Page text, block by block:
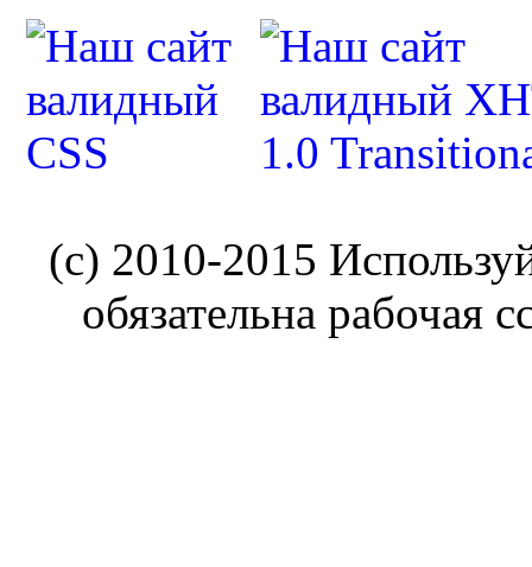
(c) 2010-2015
обязательна рабочая